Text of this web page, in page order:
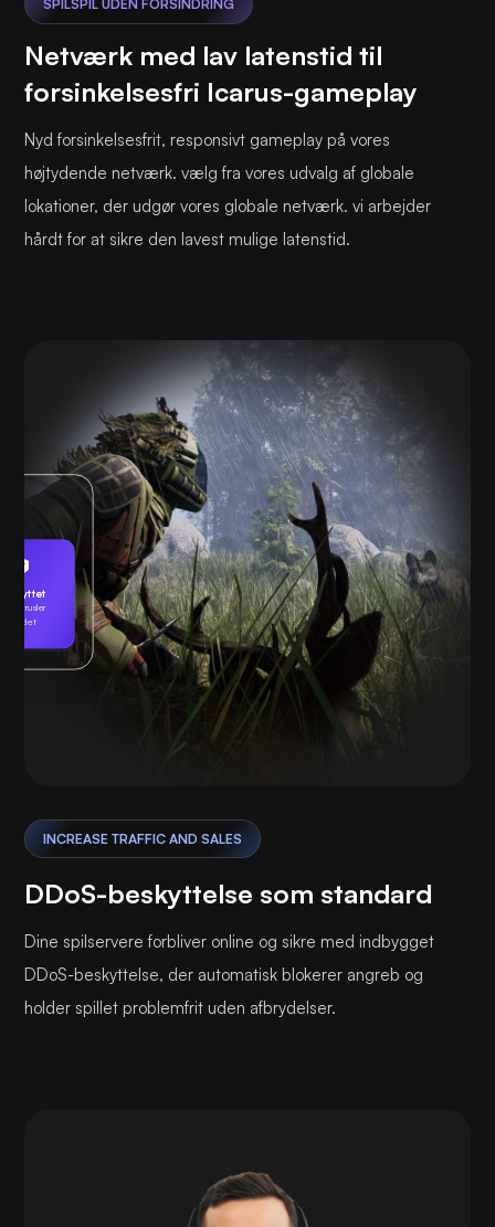
SPILSPIL UDEN FORSINDRING
Netværk med lav latenstid til
forsinkelsesfri Icarus-gameplay
Nyd forsinkelsesfrit, responsivt gameplay på vores
højtydende netværk. vælg fra vores udvalg af globale
lokationer, der udgør vores globale netværk. vi arbejder
hårdt for at sikre den lavest mulige latenstid.
INCREASE TRAFFIC AND SALES
DDoS-beskyttelse som standard
Dine spilservere forbliver online og sikre med indbygget
DDoS-beskyttelse, der automatisk blokerer angreb og
holder spillet problemfrit uden afbrydelser.
trusler
fundet